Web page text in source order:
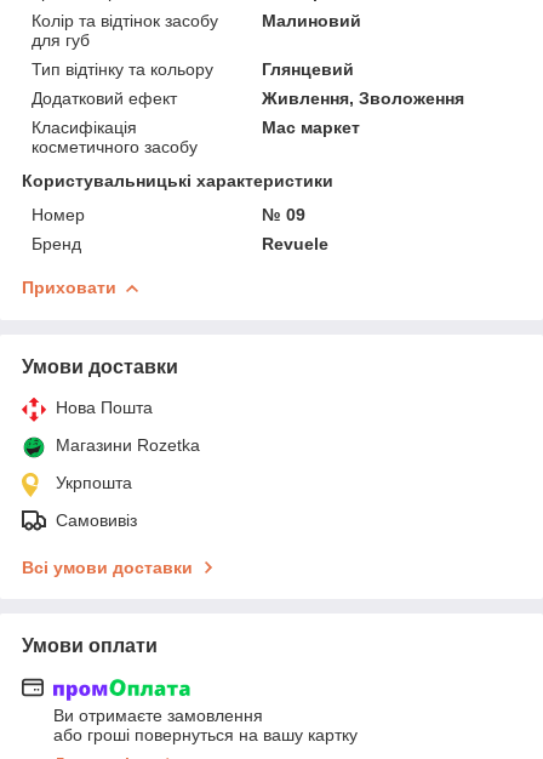
Колір та відтінок засобу
для губ
Малиновий
Тип відтінку та кольору
Глянцевий
Додатковий ефект
Живлення, Зволоження
Класифікація
косметичного засобу
Мас маркет
Користувальницькі характеристики
Номер
№ 09
Бренд
Revuele
Приховати
Умови доставки
Нова Пошта
Магазини Rozetka
Укрпошта
Самовивіз
Всі умови доставки
Умови оплати
Ви отримаєте замовлення
або гроші повернуться на вашу картку